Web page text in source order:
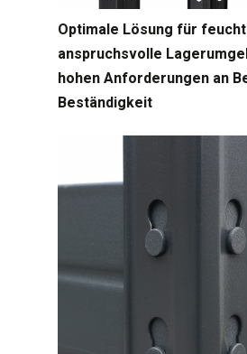
Optimale Lösung für
anspruchsvolle
hohen Anforderungen an
Beständigkeit